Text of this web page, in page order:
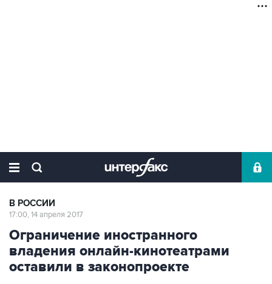
В РОССИИ
17:00, 14 апреля 2017
Ограничение иностранного
владения онлайн-кинотеатрами
оставили в законопроекте